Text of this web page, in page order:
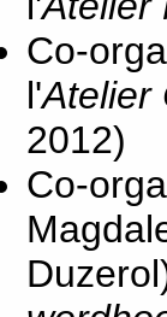
Co-
l'Atelier
2012)
Co-